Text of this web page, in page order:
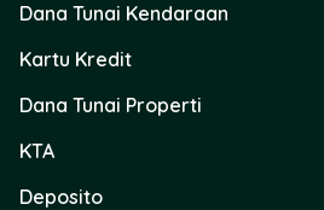
Dana Tunai Kendaraan
Kartu Kredit
Dana Tunai Properti
KTA
Deposito